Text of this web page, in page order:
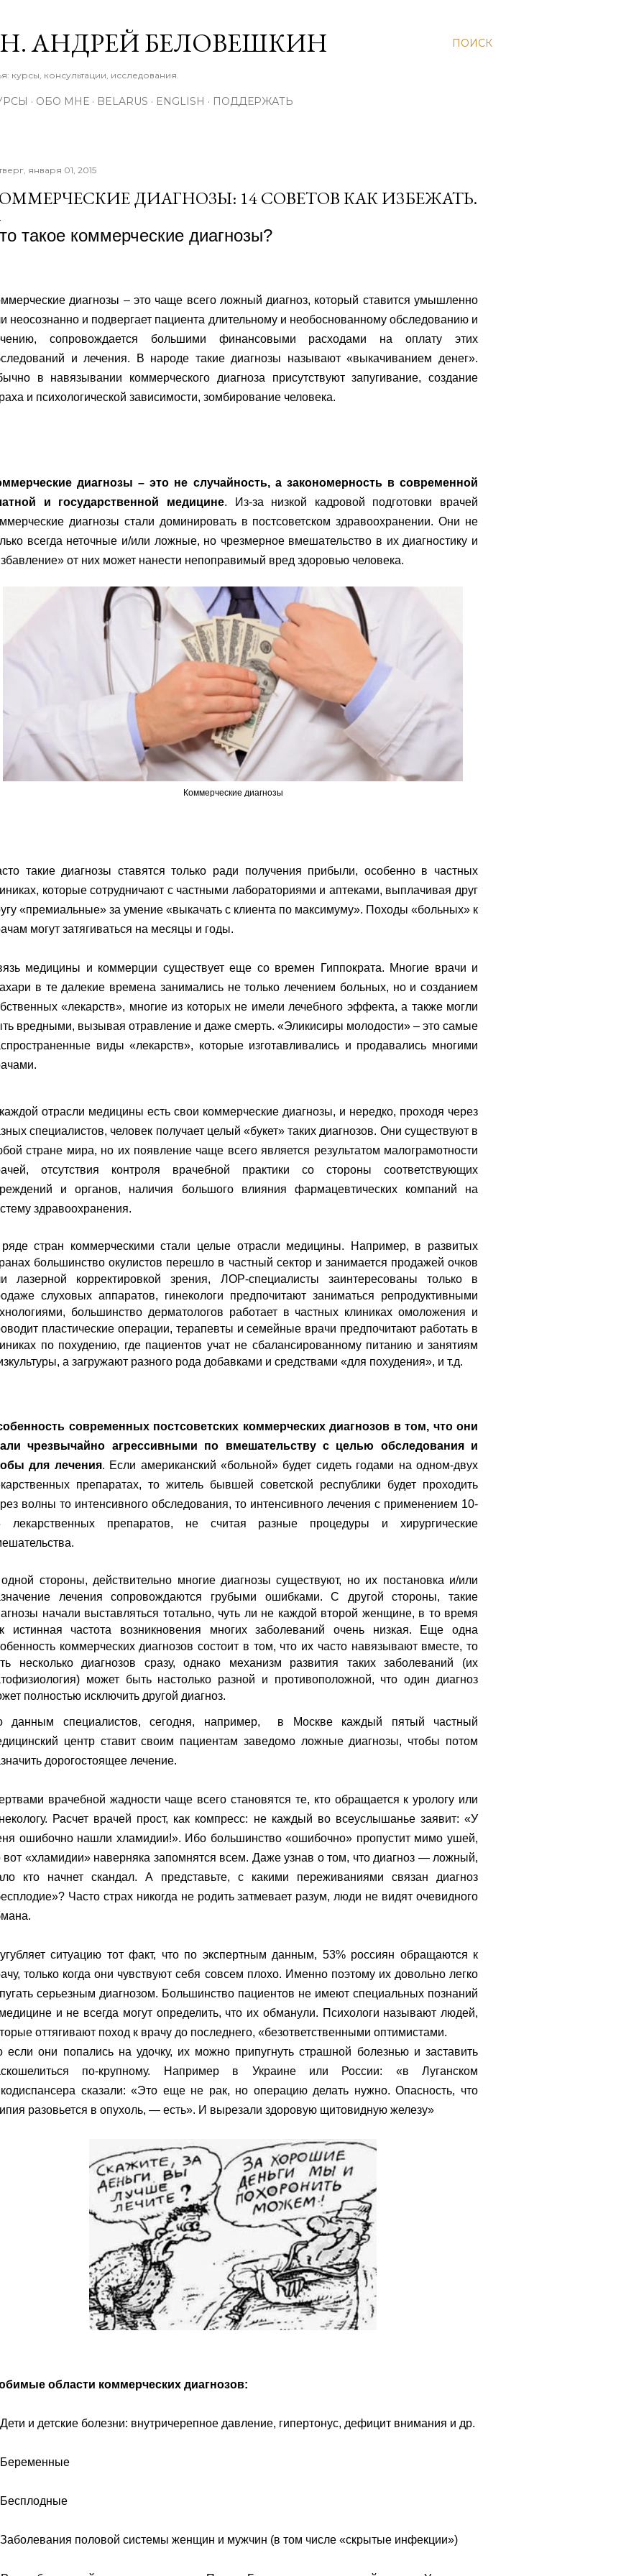
ПОИСК
АНДРЕЙ БЕЛОВЕШКИН
курсы, консультации, исследования.
ОБО МНЕ BELARUS ENGLISH ПОДДЕРЖАТЬ
января 01, 2015
ДИАГНОЗЫ: 14 СОВЕТОВ КАК ИЗБЕЖАТЬ.
такое коммерческие диагнозы?
диагнозы – это чаще всего ложный диагноз, который ставится умышленно
неосознанно и подвергает пациента длительному и необоснованному обследованию и
сопровождается большими финансовыми расходами на оплату этих
и лечения. В народе такие диагнозы называют «выкачиванием денег».
в навязывании коммерческого диагноза присутствуют запугивание, создание
и психологической зависимости, зомбирование человека.
диагнозы – это не случайность, а закономерность в современной
и государственной медицине. Из-за низкой кадровой подготовки врачей
диагнозы стали доминировать в постсоветском здравоохранении. Они не
всегда неточные и/или ложные, но чрезмерное вмешательство в их диагностику и
от них может нанести непоправимый вред здоровью человека.
Коммерческие диагнозы
такие диагнозы ставятся только ради получения прибыли, особенно в частных
которые сотрудничают с частными лабораториями и аптеками, выплачивая друг
«премиальные» за умение «выкачать с клиента по максимуму». Походы «больных» к
могут затягиваться на месяцы и годы.
медицины и коммерции существует еще со времен Гиппократа. Многие врачи и
в те далекие времена занимались не только лечением больных, но и созданием
«лекарств», многие из которых не имели лечебного эффекта, а также могли
вредными, вызывая отравление и даже смерть. «Эликисиры молодости» – это самые
виды «лекарств», которые изготавливались и продавались многими
отрасли медицины есть свои коммерческие диагнозы, и нередко, проходя через
специалистов, человек получает целый «букет» таких диагнозов. Они существуют в
стране мира, но их появление чаще всего является результатом малограмотности
отсутствия контроля врачебной практики со стороны соответствующих
и органов, наличия большого влияния фармацевтических компаний на
здравоохранения.
стран коммерческими стали целые отрасли медицины. Например, в развитых
большинство окулистов перешло в частный сектор и занимается продажей очков
лазерной корректировкой зрения, ЛОР-специалисты заинтересованы только в
слуховых аппаратов, гинекологи предпочитают заниматься репродуктивными
большинство дерматологов работает в частных клиниках омоложения и
пластические операции, терапевты и семейные врачи предпочитают работать в
по похудению, где пациентов учат не сбалансированному питанию и занятиям
а загружают разного рода добавками и средствами «для похудения», и т.д.
современных постсоветских коммерческих диагнозов в том, что они
чрезвычайно агрессивными по вмешательству с целью обследования и
для лечения. Если американский «больной» будет сидеть годами на одном-двух
препаратах, то житель бывшей советской республики будет проходить
волны то интенсивного обследования, то интенсивного лечения с применением 10-
лекарственных препаратов, не считая разные процедуры и хирургические
стороны, действительно многие диагнозы существуют, но их постановка и/или
лечения сопровождаются грубыми ошибками. С другой стороны, такие
начали выставляться тотально, чуть ли не каждой второй женщине, в то время
истинная частота возникновения многих заболеваний очень низкая. Еще одна
коммерческих диагнозов состоит в том, что их часто навязывают вместе, то
несколько диагнозов сразу, однако механизм развития таких заболеваний (их
может быть настолько разной и противоположной, что один диагноз
полностью исключить другой диагноз.
данным специалистов, сегодня, например, в Москве каждый пятый частный
центр ставит своим пациентам заведомо ложные диагнозы, чтобы потом
дорогостоящее лечение.
врачебной жадности чаще всего становятся те, кто обращается к урологу или
Расчет врачей прост, как компресс: не каждый во всеуслышанье заявит: «У
ошибочно нашли хламидии!». Ибо большинство «ошибочно» пропустит мимо ушей,
вот «хламидии» наверняка запомнятся всем. Даже узнав о том, что диагноз — ложный,
кто начнет скандал. А представьте, с какими переживаниями связан диагноз
Часто страх никогда не родить затмевает разум, люди не видят очевидного
ситуацию тот факт, что по экспертным данным, 53% россиян обращаются к
только когда они чувствуют себя совсем плохо. Именно поэтому их довольно легко
серьезным диагнозом. Большинство пациентов не имеют специальных познаний
и не всегда могут определить, что их обманули. Психологи называют людей,
оттягивают поход к врачу до последнего, «безответственными оптимистами.
если они попались на удочку, их можно припугнуть страшной болезнью и заставить
по-крупному. Например в Украине или России: «в Луганском
сказали: «Это еще не рак, но операцию делать нужно. Опасность, что
разовьется в опухоль, — есть». И вырезали здоровую щитовидную железу»
области коммерческих диагнозов:
и детские болезни: внутричерепное давление, гипертонус, дефицит внимания и др.
половой системы женщин и мужчин (в том числе «скрытые инфекции»)